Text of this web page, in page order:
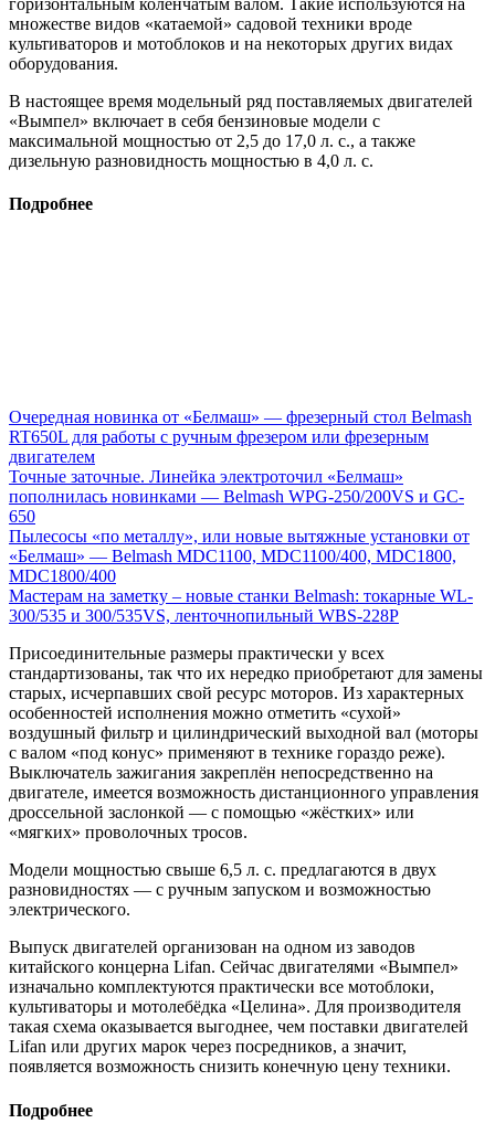
множестве видов «катаемой» садовой техники вроде
культиваторов и мотоблоков и на некоторых других видах
оборудования.
В настоящее время модельный ряд поставляемых двигателей
«Вымпел» включает в себя бензиновые модели с
максимальной мощностью от 2,5 до 17,0 л. с., а также
дизельную разновидность мощностью в 4,0 л. с.
Подробнее
Очередная новинка от «Белмаш» — фрезерный стол Belmash
RT650L для работы с ручным фрезером или фрезерным
двигателем
Точные заточные. Линейка электроточил «Белмаш»
пополнилась новинками — Belmash WPG-250/200VS и GC-
650
Пылесосы «по металлу», или новые вытяжные установки от
«Белмаш» — Belmash MDС1100, MDС1100/400, MDС1800,
MDС1800/400
Мастерам на заметку – новые станки Belmash: токарные WL-
300/535 и 300/535VS, ленточнопильный WBS-228P
Присоединительные размеры практически у всех
стандартизованы, так что их нередко приобретают для замены
старых, исчерпавших свой ресурс моторов. Из характерных
особенностей исполнения можно отметить «сухой»
воздушный фильтр и цилиндрический выходной вал (моторы
с валом «под конус» применяют в технике гораздо реже).
Выключатель зажигания закреплён непосредственно на
двигателе, имеется возможность дистанционного управления
дроссельной заслонкой — с помощью «жёстких» или
«мягких» проволочных тросов.
Модели мощностью свыше 6,5 л. с. предлагаются в двух
разновидностях — с ручным запуском и возможностью
электрического.
Выпуск двигателей организован на одном из заводов
китайского концерна Lifan. Сейчас двигателями «Вымпел»
изначально комплектуются практически все мотоблоки,
культиваторы и мотолебёдка «Целина». Для производителя
такая схема оказывается выгоднее, чем поставки двигателей
Lifan или других марок через посредников, а значит,
появляется возможность снизить конечную цену техники.
Подробнее